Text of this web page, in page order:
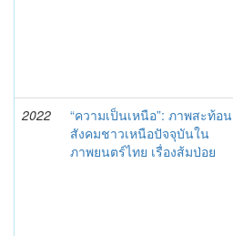
2022
“ความเป็นเหนือ”: ภาพสะท้อน
สังคมชาวเหนือปัจจุบันใน
ภาพยนตร์ไทย เรื่องส้มป่อย